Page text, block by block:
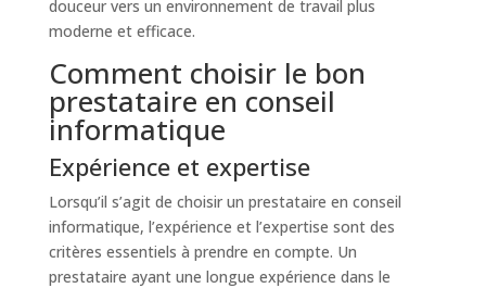
douceur vers un environnement de travail plus
moderne et efficace.
Comment choisir le bon
prestataire en conseil
informatique
Expérience et expertise
Lorsqu’il s’agit de choisir un prestataire en conseil
informatique, l’expérience et l’expertise sont des
critères essentiels à prendre en compte. Un
prestataire ayant une longue expérience dans le